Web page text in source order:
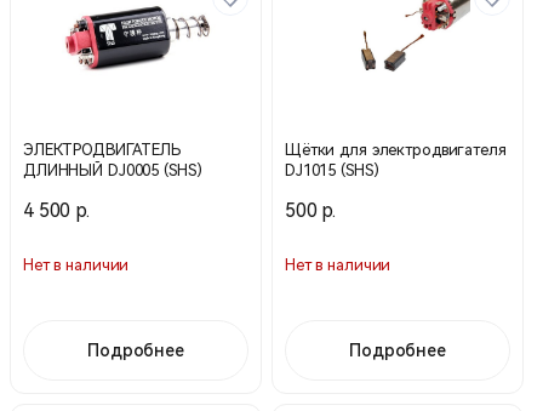
ЭЛЕКТРОДВИГАТЕЛЬ
ДЛИННЫЙ DJ0005 (SHS)
4 500 р.
Нет в наличии
Подробнее
Щётки для электродвигателя
DJ1015 (SHS)
500 р.
Нет в наличии
Подробнее